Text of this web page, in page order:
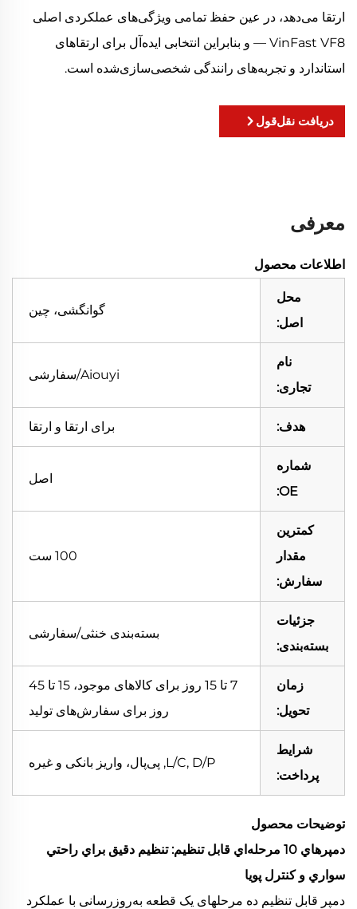
ارتقا می‌دهد، در عین حفظ تمامی ویژگی‌های عملکردی اصلی
VinFast VF8 — و بنابراین انتخابی ایده‌آل برای ارتقاهای
استاندارد و تجربه‌های رانندگی شخصی‌سازی‌شده است.
دریافت نقل‌قول
معرفی
اطلاعات محصول
محل
اصل:
گوانگشی، چین
نام
تجاری:
Aiouyi/سفارشی
هدف: برای ارتقا و ارتقا
شماره
OE:
اصل
کمترین
مقدار
سفارش:
100 ست
جزئیات
بسته‌بندی:
بسته‌بندی خنثی/سفارشی
زمان
تحویل:
7 تا 15 روز برای کالاهای موجود، 15 تا 45
روز برای سفارش‌های تولید
شرایط
پرداخت:
L/C, D/P, پی‌پال، واریز بانکی و غیره
توضیحات محصول
دمپرهاي 10 مرحله‌اي قابل تنظيم: تنظيم دقيق براي راحتي
سواري و كنترل پويا
دمپر قابل تنظیم ده مرحلهای یک قطعه به‌روزرسانی با عملکرد